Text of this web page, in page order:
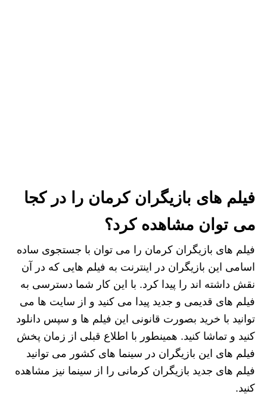
فیلم های بازیگران کرمان را در کجا
می توان مشاهده کرد؟
فیلم های بازیگران کرمان را می توان با جستجوی ساده
اسامی این بازیگران در اینترنت به فیلم هایی که در آن
نقش داشته اند را پیدا کرد. با این کار شما دسترسی به
فیلم های قدیمی و جدید پیدا می کنید و از سایت ها می
توانید با خرید بصورت قانونی این فیلم ها و سپس دانلود
کنید و تماشا کنید. همینطور با اطلاع قبلی از زمان پخش
فیلم های این بازیگران در سینما های کشور می توانید
فیلم های جدید بازیگران کرمانی را از سینما نیز مشاهده
کنید.